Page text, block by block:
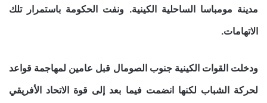
مدينة مومباسا الساحلية الكينية. ونفت الحكومة باستمرار تلك
الاتهامات.
ودخلت القوات الكينية جنوب الصومال قبل عامين لمهاجمة قواعد
لحركة الشباب لكنها انضمت فيما بعد إلى قوة الاتحاد الأفريقي